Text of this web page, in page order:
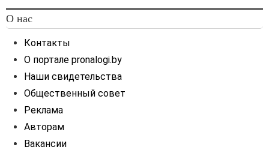
О нас
Контакты
О портале pronalogi.by
Наши свидетельства
Общественный совет
Реклама
Авторам
Вакансии